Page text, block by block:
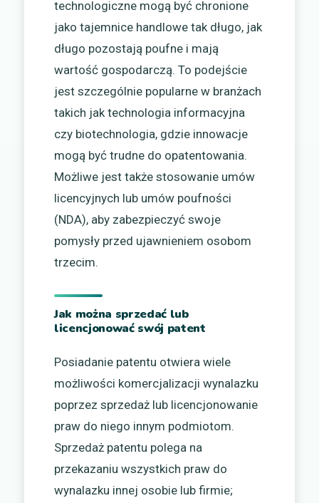
technologiczne mogą być chronione
jako tajemnice handlowe tak długo, jak
długo pozostają poufne i mają
wartość gospodarczą. To podejście
jest szczególnie popularne w branżach
takich jak technologia informacyjna
czy biotechnologia, gdzie innowacje
mogą być trudne do opatentowania.
Możliwe jest także stosowanie umów
licencyjnych lub umów poufności
(NDA), aby zabezpieczyć swoje
pomysły przed ujawnieniem osobom
trzecim.
Jak można sprzedać lub
licencjonować swój patent
Posiadanie patentu otwiera wiele
możliwości komercjalizacji wynalazku
poprzez sprzedaż lub licencjonowanie
praw do niego innym podmiotom.
Sprzedaż patentu polega na
przekazaniu wszystkich praw do
wynalazku innej osobie lub firmie;